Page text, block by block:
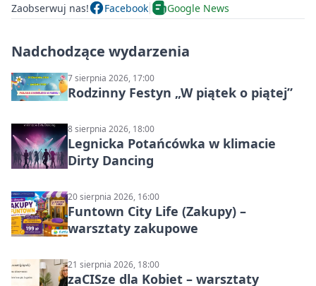
Zaobserwuj nas! Facebook Google News
Nadchodzące wydarzenia
7 sierpnia 2026, 17:00
Rodzinny Festyn „W piątek o piątej”
8 sierpnia 2026, 18:00
Legnicka Potańcówka w klimacie
Dirty Dancing
20 sierpnia 2026, 16:00
Funtown City Life (Zakupy) –
warsztaty zakupowe
21 sierpnia 2026, 18:00
zaCISze dla Kobiet – warsztaty